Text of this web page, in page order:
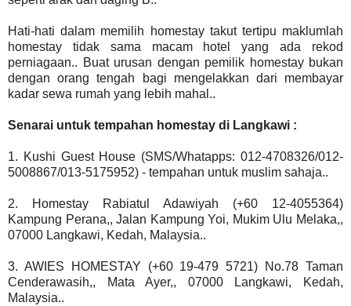
Hati-hati dalam memilih homestay takut tertipu maklumlah
homestay tidak sama macam hotel yang ada rekod
perniagaan.. Buat urusan dengan pemilik homestay bukan
dengan orang tengah bagi mengelakkan dari membayar
kadar sewa rumah yang lebih mahal..
Senarai untuk tempahan homestay di Langkawi :
1. Kushi Guest House (SMS/Whatapps: 012-4708326/012-
5008867/013-5175952) - tempahan untuk muslim sahaja..
2. Homestay Rabiatul Adawiyah (+60 12-4055364)
Kampung Perana,, Jalan Kampung Yoi, Mukim Ulu Melaka,,
07000 Langkawi, Kedah, Malaysia..
3. AWIES HOMESTAY (+60 19-479 5721) No.78 Taman
Cenderawasih,, Mata Ayer,, 07000 Langkawi, Kedah,
Malaysia..